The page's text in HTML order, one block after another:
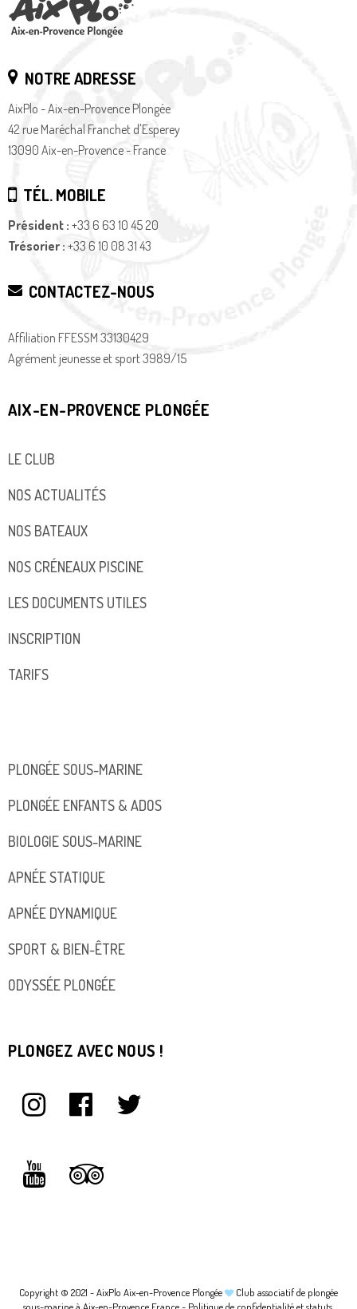
NOTRE ADRESSE
AixPlo - Aix-en-Provence Plongée
42 rue Maréchal Franchet d'Esperey
13090 Aix-en-Provence - France
TÉL. MOBILE
Président : +33 6 63 10 45 20
Trésorier : +33 6 10 08 31 43
CONTACTEZ-NOUS
Affiliation FFESSM 33130429
Agrément jeunesse et sport 3989/15
AIX-EN-PROVENCE PLONGÉE
LE CLUB
NOS ACTUALITÉS
NOS BATEAUX
NOS CRÉNEAUX PISCINE
LES DOCUMENTS UTILES
INSCRIPTION
TARIFS
PLONGÉE SOUS-MARINE
PLONGÉE ENFANTS & ADOS
BIOLOGIE SOUS-MARINE
APNÉE STATIQUE
APNÉE DYNAMIQUE
SPORT & BIEN-ÊTRE
ODYSSÉE PLONGÉE
PLONGEZ AVEC NOUS !
Copyright © 2021 - AixPlo Aix-en-Provence Plongée
Club associatif de plongée